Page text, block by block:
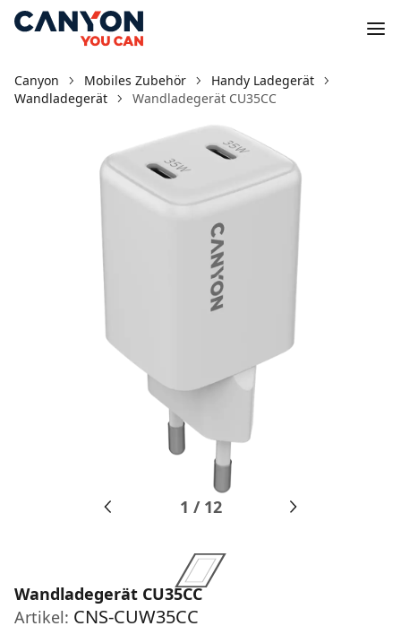
Canyon Mobiles Zubehör
Handy Ladegerät
Wandladegerät
Wandladegerät CU35CC
1 / 12
Wandladegerät CU35CC
Artikel: CNS-CUW35CC